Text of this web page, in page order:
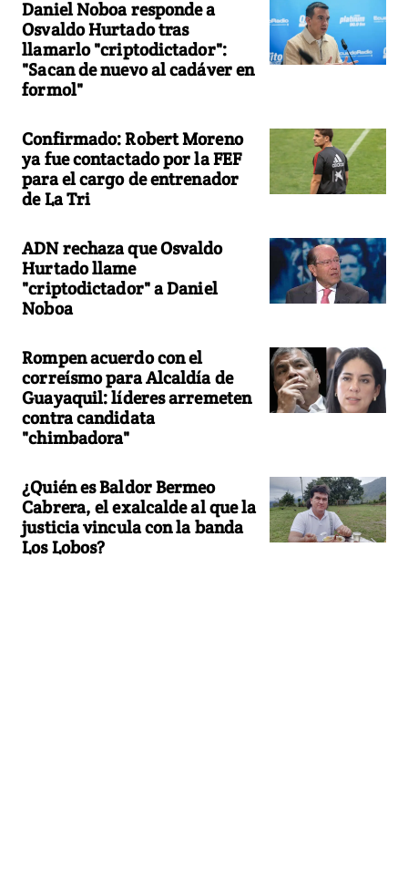
Daniel Noboa responde a
Osvaldo Hurtado tras
llamarlo "criptodictador":
"Sacan de nuevo al cadáver en
formol"
Confirmado: Robert Moreno
ya fue contactado por la FEF
para el cargo de entrenador
de La Tri
ADN rechaza que Osvaldo
Hurtado llame
"criptodictador" a Daniel
Noboa
Rompen acuerdo con el
correísmo para Alcaldía de
Guayaquil: líderes arremeten
contra candidata
"chimbadora"
¿Quién es Baldor Bermeo
Cabrera, el exalcalde al que la
justicia vincula con la banda
Los Lobos?